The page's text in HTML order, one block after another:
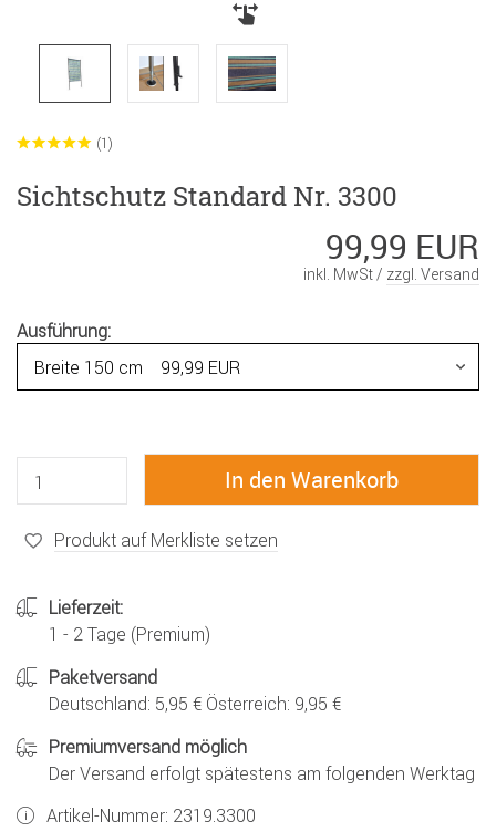
(1)
Sichtschutz Standard Nr. 3300
99,99 EUR
inkl. MwSt / zzgl. Versand
Ausführung:
Produkt auf Merkliste setzen
Lieferzeit:
1 - 2 Tage (Premium)
Paketversand
Deutschland: 5,95 € Österreich: 9,95 €
Premiumversand möglich
Der Versand erfolgt spätestens am folgenden Werktag
Artikel-Nummer: 2319.3300